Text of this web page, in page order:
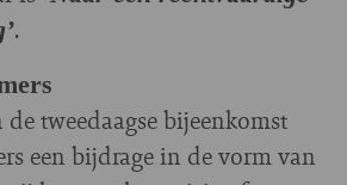
.
tweedaagse bijeenkomst
een bijdrage in de vorm van